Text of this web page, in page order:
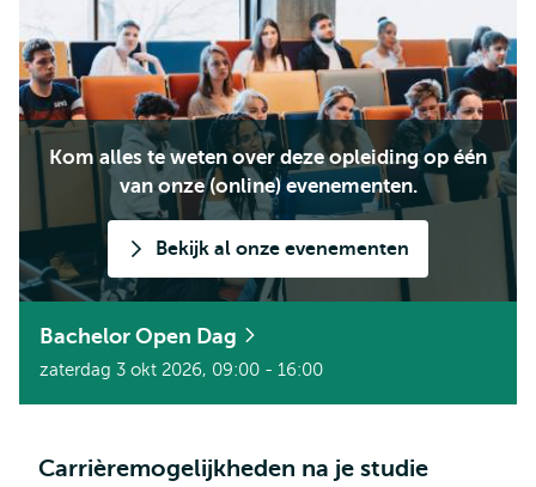
Kom alles te weten over deze opleiding op één
van onze (online) evenementen.
Bekijk al onze evenementen
Bachelor Open Dag
zaterdag 3 okt 2026, 09:00 - 16:00
Carrièremogelijkheden na je studie